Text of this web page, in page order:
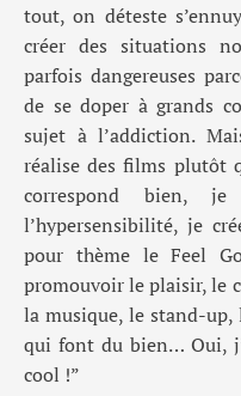
tout, on déteste
créer des situations
parfois dangereuses
de se doper à grands
sujet à l’addiction.
réalise des films plutôt
correspond bien,
l’hypersensibilité, je
pour thème le Feel
promouvoir le plaisir, le
la musique, le stand-
qui font du bien… Oui,
cool !”